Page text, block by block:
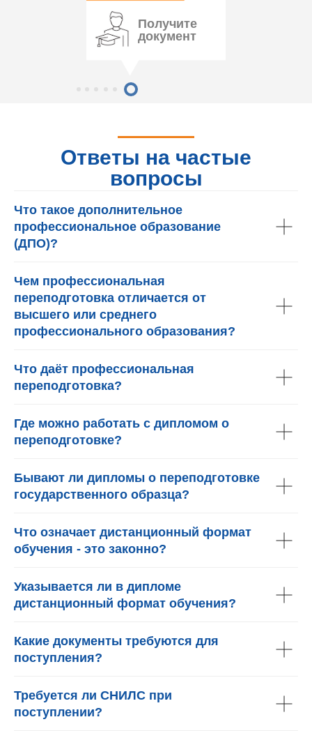
Получите
документ
Ответы на частые
вопросы
Что такое дополнительное
профессиональное образование
(ДПО)?
Чем профессиональная
переподготовка отличается от
высшего или среднего
профессионального образования?
Что даёт профессиональная
переподготовка?
Где можно работать с дипломом о
переподготовке?
Бывают ли дипломы о переподготовке
государственного образца?
Что означает дистанционный формат
обучения - это законно?
Указывается ли в дипломе
дистанционный формат обучения?
Какие документы требуются для
поступления?
Требуется ли СНИЛС при
поступлении?